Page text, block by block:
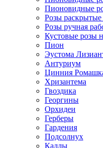
Пионовидные
Розы раскрытые
Розы ручная
Кустовые розы
Пион
Эустома
Антуриум
Цинния
Хризантема
Гвоздика
Георгины
Орхидеи
Герберы
Гардения
Подсолнух
Каллы